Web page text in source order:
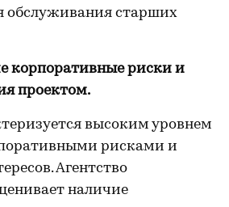
обслуживания старших
корпоративные риски и
проектом.
высоким уровнем
рисками и
Агентство
наличие